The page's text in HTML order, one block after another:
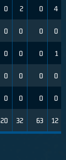
0 2 0 4
0 0 0 0
0 0 0 1
0 0 0 0
0 0 0 0
20 32 63 12